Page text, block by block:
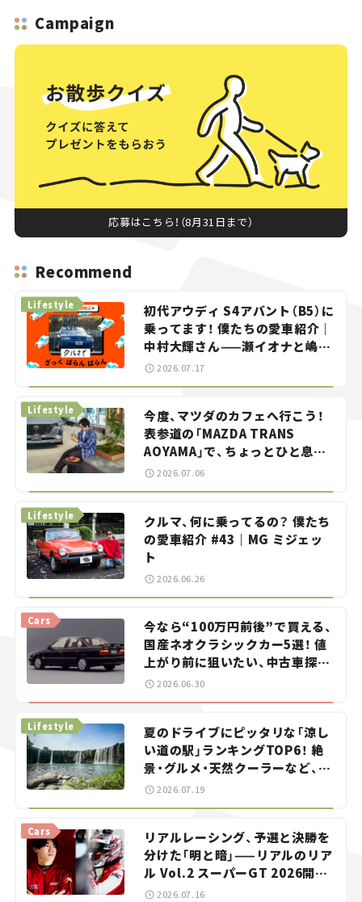
Campaign
応募はこちら！（8月31日まで）
Recommend
初代アウディ S4アバント（B5）に
乗ってます！ 僕たちの愛車紹介｜
中村大輝さん——瀬イオナと嶋田
智之の「クルマでざっくばらんば
Lifestyle
2026.07.17
今度、マツダのカフェへ行こう！
表参道の「MAZDA TRANS
AOYAMA」で、ちょっとひと息。
——連載｜CCGとクルマでどうす
る？＜第13回＞
Lifestyle
2026.07.06
クルマ、何に乗ってるの？ 僕たち
の愛車紹介 #43｜MG ミジェッ
ト
Lifestyle
2026.06.26
今なら“100万円前後”で買える、
国産ネオクラシックカー5選！ 値
上がり前に狙いたい、中古車探し
をお手伝い――ちょっとイケてるマ
イカー選び #02
Cars
2026.06.30
夏のドライブにピッタリな「涼し
い道の駅」ランキングTOP6！ 絶
景・グルメ・天然クーラーなど、避
暑におすすめのスポットを紹介
Lifestyle
2026.07.19
リアルレーシング、予選と決勝を
分けた「明と暗」——リアルのリア
ル Vol.2 スーパーGT 2026開幕
戦 岡山国際サーキット
Cars
2026.07.16